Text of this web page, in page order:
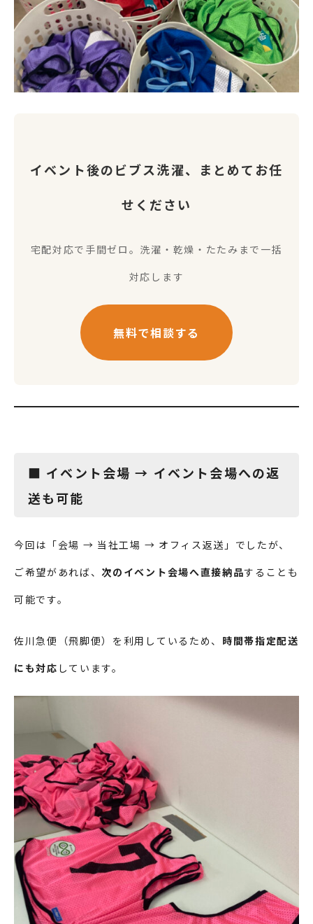
イベント後のビブス洗濯、まとめてお任
せください
宅配対応で手間ゼロ。洗濯・乾燥・たたみまで一括
対応します
無料で相談する
■ イベント会場 → イベント会場への返
送も可能
今回は「会場 → 当社工場 → オフィス返送」でしたが、
ご希望があれば、 次のイベント会場へ直接納品することも
可能です。
佐川急便（飛脚便）を利用しているため、 時間帯指定配送
にも対応 しています。